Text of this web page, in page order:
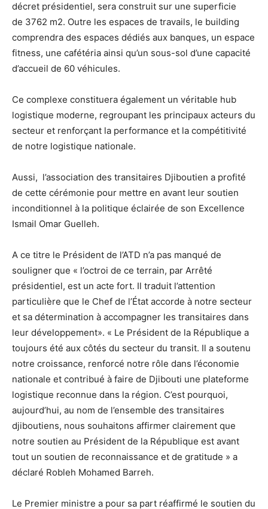
décret présidentiel, sera construit sur une superficie
de 3762 m2. Outre les espaces de travails, le building
comprendra des espaces dédiés aux banques, un espace
fitness, une cafétéria ainsi qu’un sous-sol d’une capacité
d’accueil de 60 véhicules.
Ce complexe constituera également un véritable hub
logistique moderne, regroupant les principaux acteurs du
secteur et renforçant la performance et la compétitivité
de notre logistique nationale.
Aussi, l’association des transitaires Djiboutien a profité
de cette cérémonie pour mettre en avant leur soutien
inconditionnel à la politique éclairée de son Excellence
Ismail Omar Guelleh.
A ce titre le Président de l’ATD n’a pas manqué de
souligner que « l’octroi de ce terrain, par Arrêté
présidentiel, est un acte fort. Il traduit l’attention
particulière que le Chef de l’État accorde à notre secteur
et sa détermination à accompagner les transitaires dans
leur développement». « Le Président de la République a
toujours été aux côtés du secteur du transit. Il a soutenu
notre croissance, renforcé notre rôle dans l’économie
nationale et contribué à faire de Djibouti une plateforme
logistique reconnue dans la région. C’est pourquoi,
aujourd’hui, au nom de l’ensemble des transitaires
djiboutiens, nous souhaitons affirmer clairement que
notre soutien au Président de la République est avant
tout un soutien de reconnaissance et de gratitude » a
déclaré Robleh Mohamed Barreh.
Le Premier ministre a pour sa part réaffirmé le soutien du